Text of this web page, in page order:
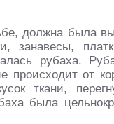
должна была
занавесы,
рубаха.
происходит от
ткани,
была